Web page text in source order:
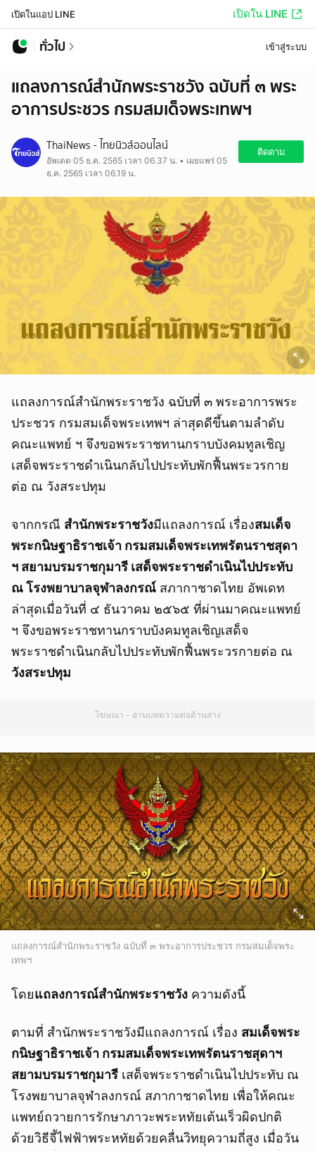
เปิดในแอป LINE เปิดใน LINE
ทั่วไป เข้าสู่ระบบ
แถลงการณ์สำนักพระราชวัง ฉบับที่ ๓ พระ
อาการประชวร กรมสมเด็จพระเทพฯ
ThaiNews - ไทยนิวส์ออนไลน์
อัพเดต 05 ธ.ค. 2565 เวลา 06.37 น. • เผยแพร่ 05
ธ.ค. 2565 เวลา 06.19 น.
ติดตาม
แถลงการณ์สำนักพระราชวัง ฉบับที่ ๓ พระอาการพระ
ประชวร กรมสมเด็จพระเทพฯ ล่าสุดดีขึ้นตามลำดับ
คณะแพทย์ ฯ จึงขอพระราชทานกราบบังคมทูลเชิญ
เสด็จพระราชดำเนินกลับไปประทับพักฟื้นพระวรกาย
ต่อ ณ วังสระปทุม
จากกรณี สำนักพระราชวังมีแถลงการณ์ เรื่องสมเด็จ
พระกนิษฐาธิราชเจ้า กรมสมเด็จพระเทพรัตนราชสุดา
ฯ สยามบรมราชกุมารี เสด็จพระราชดำเนินไปประทับ
ณ โรงพยาบาลจุฬาลงกรณ์ สภากาชาดไทย อัพเดท
ล่าสุดเมื่อวันที่ ๔ ธันวาคม ๒๕๖๕ ที่ผ่านมาคณะแพทย์
ฯ จึงขอพระราชทานกราบบังคมทูลเชิญเสด็จ
พระราชดำเนินกลับไปประทับพักฟื้นพระวรกายต่อ ณ
วังสระปทุม
โฆษณา - อ่านบทความต่อด้านล่าง
แถลงการณ์สำนักพระราชวัง ฉบับที่ ๓ พระอาการประชวร กรมสมเด็จพระ
เทพฯ
โดยแถลงการณ์สำนักพระราชวัง ความดังนี้
ตามที่ สำนักพระราชวังมีแถลงการณ์ เรื่อง สมเด็จพระ
กนิษฐาธิราชเจ้า กรมสมเด็จพระเทพรัตนราชสุดาฯ
สยามบรมราชกุมารี เสด็จพระราชดำเนินไปประทับ ณ
โรงพยาบาลจุฬาลงกรณ์ สภากาชาดไทย เพื่อให้คณะ
แพทย์ถวายการรักษาภาวะพระหทัยเต้นเร็วผิดปกติ
ด้วยวิธีจี้ไฟฟ้าพระหทัยด้วยคลื่นวิทยุความถี่สูง เมื่อวัน